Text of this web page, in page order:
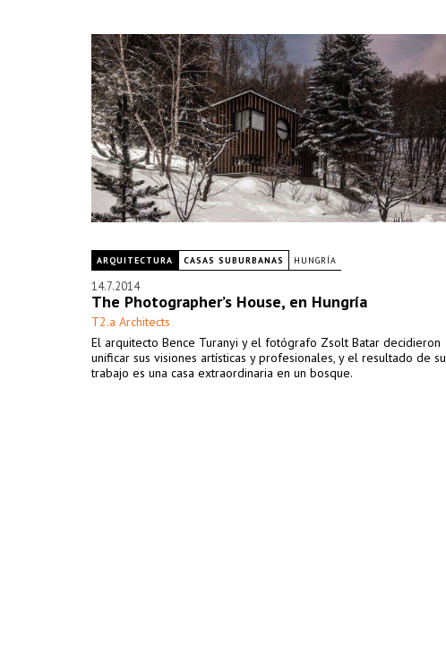
ARQUITECTURA CASAS SUBURBANAS HUNGRÍA
14.7.2014
The Photographer’s House, en Hungría
T2.a Architects
El arquitecto Bence Turanyi y el fotógrafo Zsolt Batar decidieron
unificar sus visiones artísticas y profesionales, y el resultado de su
trabajo es una casa extraordinaria en un bosque.